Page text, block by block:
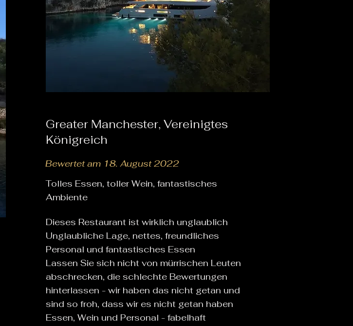
Greater Manchester, Vereinigtes
Königreich
Bewertet am 18. August 2022
Tolles Essen, toller Wein, fantastisches
Ambiente
Dieses Restaurant ist wirklich unglaublich
Unglaubliche Lage, nettes, freundliches
Personal und fantastisches Essen
Lassen Sie sich nicht von mürrischen Leuten
abschrecken, die schlechte Bewertungen
hinterlassen - wir haben das nicht getan und
sind so froh, dass wir es nicht getan haben
Essen, Wein und Personal - fabelhaft